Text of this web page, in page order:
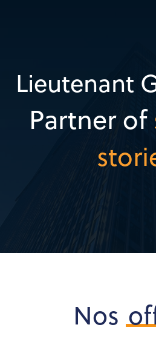
Lieutenant
Partner of
Nos